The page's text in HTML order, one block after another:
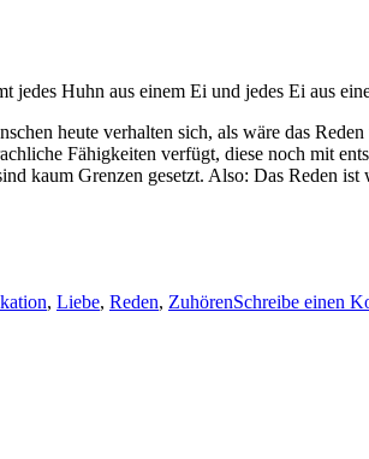
jedes Huhn aus einem Ei und jedes Ei aus
heute ver­hal­ten sich, als wäre das
Fähigkeit­en ver­fügt, diese noch mit
kaum Gren­zen geset­zt. Also: Das Reden
, Liebe, Reden, ZuhörenSchreibe einen